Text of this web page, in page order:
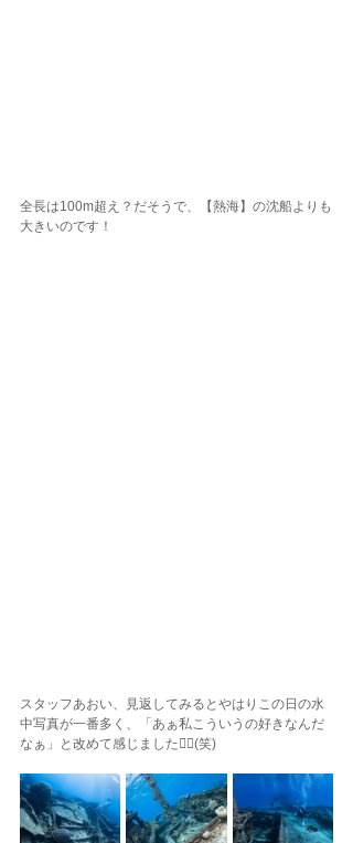
全長は100m超え？だそうで、【熱海】の沈船よりも
大きいのです！
スタッフあおい、見返してみるとやはりこの日の水
中写真が一番多く、「あぁ私こういうの好きなんだ
なぁ」と改めて感じました🙂‍↕️(笑)